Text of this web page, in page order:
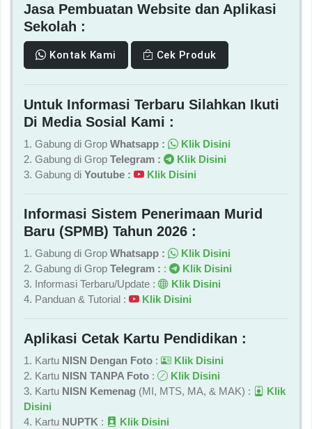
Jasa Pembuatan Website dan Aplikasi
Sekolah :
Kontak Kami Cek Produk
Untuk Informasi Terbaru Silahkan Ikuti
Di Media Sosial Kami :
1. Gabung di Grop Whatsapp :
Klik Disini
2. Gabung di Grop Telegram :
Klik Disini
3. Gabung di Youtube : Klik Disini
Informasi Sistem Penerimaan Murid
Baru (SPMB) Tahun 2026 :
1. Gabung di Grop Whatsapp :
Klik Disini
2. Gabung di Grop Telegram : :
Klik Disini
3. Informasi Terbaru/Update :
Klik Disini
4. Panduan & Tutorial :
Klik Disini
Aplikasi Cetak Kartu Pendidikan :
1. Kartu NISN Dengan Foto :
Klik Disini
2. Kartu NISN TANPA Foto :
Klik Disini
3. Kartu NISN Kemenag (MI, MTS, MA, & MAK) :
Klik
Disini
4. Kartu NUPTK :
Klik Disini